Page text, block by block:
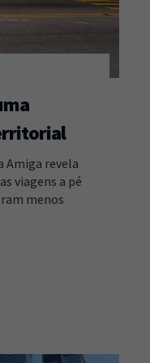
Amiga revela
viagens a pé
menos